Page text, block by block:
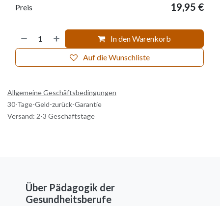
In den Warenkorb
Auf die Wunschliste
Preis 19,95 €
Allgemeine Geschäftsbedingungen
30-Tage-Geld-zurück-Garantie
Versand: 2-3 Geschäftstage
Über Pädagogik der
Gesundheitsberufe